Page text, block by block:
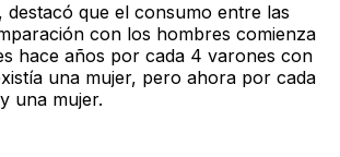
destacó que el consumo entre las
con los hombres comienza
hace años por cada 4 varones con
una mujer, pero ahora por cada
una mujer.